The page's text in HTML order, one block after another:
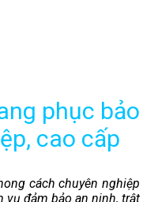
phục bảo
cao cấp
cách chuyên nghiệp
đảm bảo an ninh, trật